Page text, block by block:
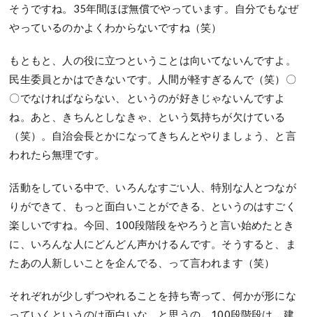
そうですね。35年間ほぼ無償でやっています。自分でもなぜ
やっているのかよくわからないですね（笑）
もともと、人の役に立つということは向いてないんですよ。
民生委員とかはできないです。人間が軽すぎるんで（笑）〇
〇でなければならない、というのが好きじゃないんですよ
ね。あと、きちんとしなきゃ、という気持ちが欠けている
（笑）。自治会長とかになってきちんとやりましょう、と言
われたら無理です。
活動をしている中で、いろんなすごい人、特別な人とつなが
りができて、もっと面白いことができる、というのはすごく
楽しいですね。今回、100段階段をやろうと言い始めたとき
に、いろんな人にどんどん声かけるんです。そうすると、ま
たあの人新しいことを企んでる、って言われます（笑）
それぞれが少しずつやれることを持ち寄って、何かが形にな
っていくというのは面白いな、と思うの。100段階段は、建